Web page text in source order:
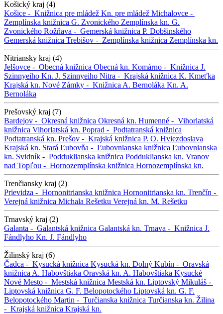
Košický kraj (4)
Košice - Knižnica pre mládež Kn. pre mládež Michalovce -
Zemplínska knižnica G. Zvonického Zemplínska kn. G.
Zvonického Rožňava - Gemerská knižnica P. Dobšinského
Gemerská knižnica Trebišov - Zemplínska knižnica Zemplínska kn.
Nitriansky kraj (4)
Jelšovce - Obecná knižnica Obecná kn. Komárno - Knižnica J.
Szinnyeiho Kn. J. Szinnyeiho Nitra - Krajská knižnica K. Kmeťka
Krajská kn. Nové Zámky - Knižnica A. Bernoláka Kn. A.
Bernoláka
Prešovský kraj (7)
Bardejov - Okresná knižnica Okresná kn. Humenné - Vihorlatská
knižnica Vihorlatská kn. Poprad - Podtatranská knižnica
Podtatranská kn. Prešov - Krajská knižnica P. O. Hviezdoslava
Krajská kn. Stará Ľubovňa - Ľubovnianska knižnica Ľubovnianska
kn. Svidník - Podduklianska knižnica Podduklianska kn. Vranov
nad Topľou - Hornozemplínska knižnica Hornozemplínska kn.
Trenčiansky kraj (2)
Prievidza - Hornonitrianska knižnica Hornonitrianska kn. Trenčín -
Verejná knižnica Michala Rešetku Verejná kn. M. Rešetku
Trnavský kraj (2)
Galanta - Galantská knižnica Galantská kn. Trnava - Knižnica J.
Fándlyho Kn. J. Fándlyho
Žilinský kraj (6)
Čadca - Kysucká knižnica Kysucká kn. Dolný Kubín - Oravská
knižnica A. Habovštiaka Oravská kn. A. Habovštiaka Kysucké
Nové Mesto - Mestská knižnica Mestská kn. Liptovský Mikuláš -
Liptovská knižnica G. F. Belopotockého Liptovská kn. G. F.
Belopotockého Martin - Turčianska knižnica Turčianska kn. Žilina
- Krajská knižnica Krajská kn.